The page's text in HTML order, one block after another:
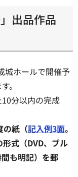
出品作品
城ホールで開催予
。
分以内の完成
の紙（記入例3面。
式（DVD、ブル
も明記）を郵